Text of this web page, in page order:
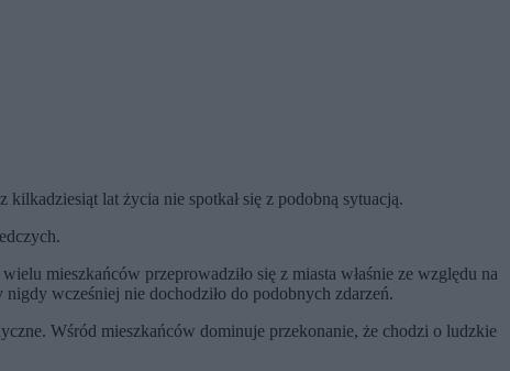
lat życia nie spotkał się z podobną sytuacją.
mieszkańców przeprowadziło się z miasta właśnie ze względu na
wcześniej nie dochodziło do podobnych zdarzeń.
Wśród mieszkańców dominuje przekonanie, że chodzi o ludzkie